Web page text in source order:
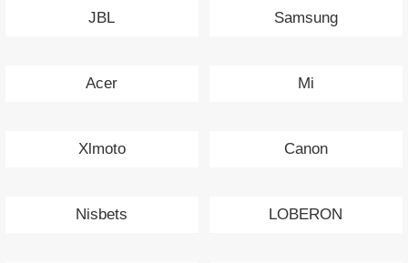
JBL Samsung
Acer Mi
Xlmoto Canon
Nisbets LOBERON